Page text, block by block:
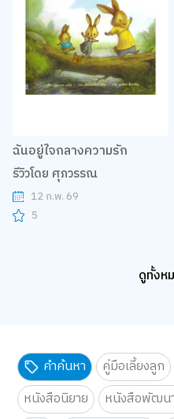
ฉันอยู่ใจกลางความรัก
รีวิวโดย ศุภวรรณ
12 ก.พ. 69
5
ดูทั้งห
คำค้นหา คู่มือเลี้ยงลูก
หนังสือนิยาย
หนังสือพัฒน